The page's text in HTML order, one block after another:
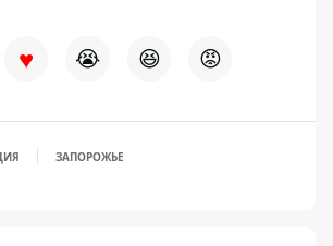
♥ 😭 😆 😡
ЗАПОРОЖЬЕ